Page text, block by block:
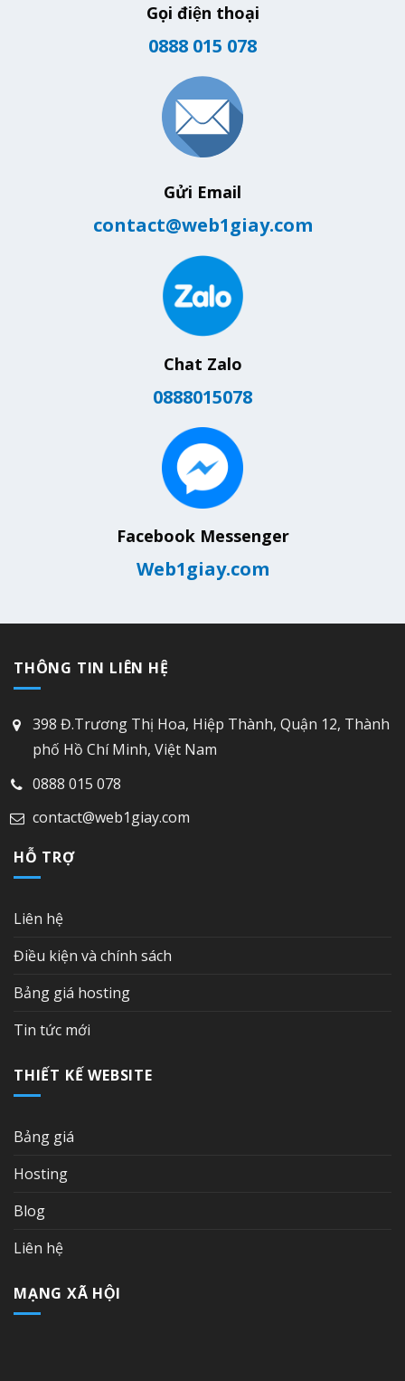
Gọi điện thoại
0888 015 078
Gửi Email
contact@web1giay.com
Chat Zalo
0888015078
Facebook Messenger
Web1giay.com
THÔNG TIN LIÊN HỆ
398 Đ.Trương Thị Hoa, Hiệp Thành, Quận 12, Thành
phố Hồ Chí Minh, Việt Nam
0888 015 078
contact@web1giay.com
HỖ TRỢ
Liên hệ
Điều kiện và chính sách
Bảng giá hosting
Tin tức mới
THIẾT KẾ WEBSITE
Bảng giá
Hosting
Blog
Liên hệ
MẠNG XÃ HỘI